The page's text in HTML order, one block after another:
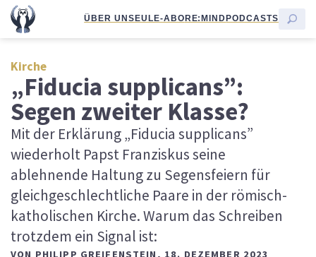
ÜBER UNSEULE-ABORE:MINDPODCASTS
Kirche
„Fiducia supplicans”:
Segen zweiter Klasse?
Mit der Erklärung „Fiducia supplicans”
wiederholt Papst Franziskus seine
ablehnende Haltung zu Segensfeiern für
gleichgeschlechtliche Paare in der römisch-
katholischen Kirche. Warum das Schreiben
trotzdem ein Signal ist:
VON PHILIPP GREIFENSTEIN , 18. DEZEMBER 2023